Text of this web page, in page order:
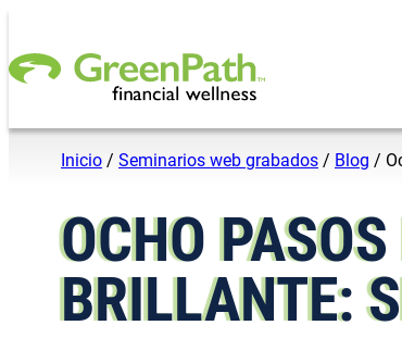
Inicio / Seminarios web grabados / Blog /
OCHO
BRILLANTE: